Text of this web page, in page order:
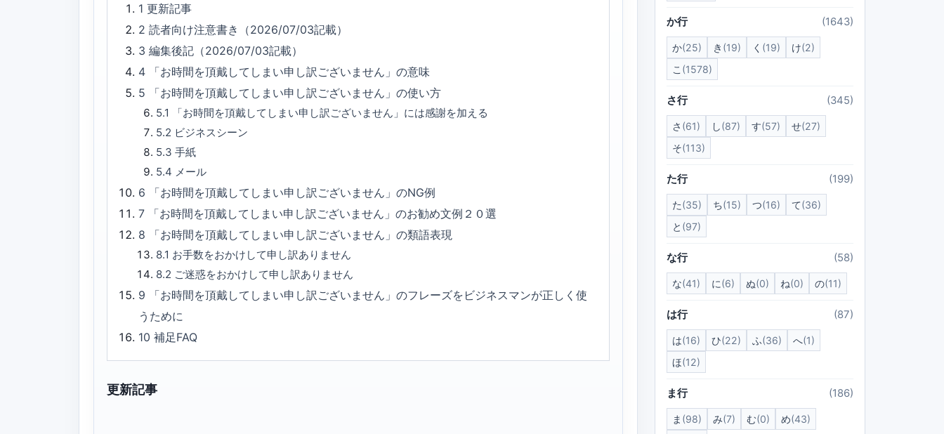
1更新記事
2読者向け注意書き（2026/07/03記載）
3編集後記（2026/07/03記載）
4
「お時間を頂戴してしまい申し訳ございません」の意味
5
「お時間を頂戴してしまい申し訳ございません」の使い方
5.1
「お時間を頂戴してしまい申し訳ございません」には感謝を加える
5.2 ビジネスシーン
5.3 手紙
5.4 メール
6
「お時間を頂戴してしまい申し訳ございません」のNG例
7
「お時間を頂戴してしまい申し訳ございません」のお勧め文例２０選
8
「お時間を頂戴してしまい申し訳ございません」の類語表現
8.1 お手数をおかけして申し訳ありません
8.2 ご迷惑をおかけして申し訳ありません
9
「お時間を頂戴してしまい申し訳ございません」のフレーズをビジネスマンが正しく使
うために
10補足FAQ
更新記事
か行 (1643)
か(25) き (19) く (19) け(2)
こ (1578)
さ行 (345)
さ (61) し(87) す(57) せ(27)
そ(113)
た行 (199)
た(35) ち(15) つ(16) て(36)
と (97)
な行 (58)
な(41) に(6) ぬ(0) ね(0) の(11)
は行 (87)
は(16) ひ(22) ふ(36) へ(1)
ほ(12)
ま行 (186)
ま (98) み(7) む(0) め(43)